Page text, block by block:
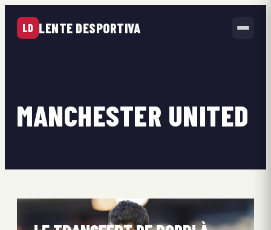
LD LENTE DESPORTIVA
MANCHESTER UNITED